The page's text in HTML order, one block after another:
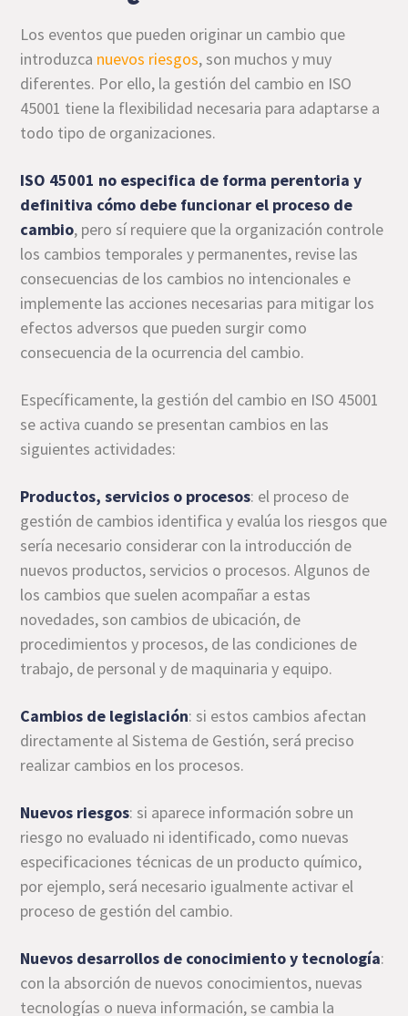
Los eventos que pueden originar un cambio que
introduzca nuevos riesgos, son muchos y muy
diferentes. Por ello, la gestión del cambio en ISO
45001 tiene la flexibilidad necesaria para adaptarse a
todo tipo de organizaciones.
ISO 45001 no especifica de forma perentoria y
definitiva cómo debe funcionar el proceso de
cambio, pero sí requiere que la organización controle
los cambios temporales y permanentes, revise las
consecuencias de los cambios no intencionales e
implemente las acciones necesarias para mitigar los
efectos adversos que pueden surgir como
consecuencia de la ocurrencia del cambio.
Específicamente, la gestión del cambio en ISO 45001
se activa cuando se presentan cambios en las
siguientes actividades:
Productos, servicios o procesos: el proceso de
gestión de cambios identifica y evalúa los riesgos que
sería necesario considerar con la introducción de
nuevos productos, servicios o procesos. Algunos de
los cambios que suelen acompañar a estas
novedades, son cambios de ubicación, de
procedimientos y procesos, de las condiciones de
trabajo, de personal y de maquinaria y equipo.
Cambios de legislación: si estos cambios afectan
directamente al Sistema de Gestión, será preciso
realizar cambios en los procesos.
Nuevos riesgos: si aparece información sobre un
riesgo no evaluado ni identificado, como nuevas
especificaciones técnicas de un producto químico,
por ejemplo, será necesario igualmente activar el
proceso de gestión del cambio.
Nuevos desarrollos de conocimiento y tecnología:
con la absorción de nuevos conocimientos, nuevas
tecnologías o nueva información, se cambia la